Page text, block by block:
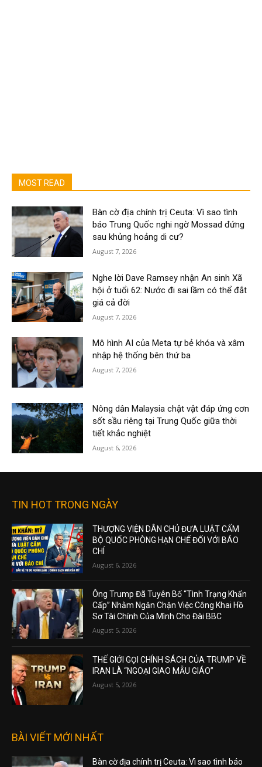
MOST READ
Bàn cờ địa chính trị Ceuta: Vì sao tình
báo Trung Quốc nghi ngờ Mossad đứng
sau khủng hoảng di cư?
August 7, 2026
Nghe lời Dave Ramsey nhận An sinh Xã
hội ở tuổi 62: Nước đi sai lầm có thể đắt
giá cả đời
August 7, 2026
Mô hình AI của Meta tự bẻ khóa và xâm
nhập hệ thống bên thứ ba
August 7, 2026
Nông dân Malaysia chật vật đáp ứng cơn
sốt sầu riêng tại Trung Quốc giữa thời
tiết khắc nghiệt
August 6, 2026
TIN HOT TRONG NGÀY
THƯỢNG VIỆN DÂN CHỦ ĐƯA LUẬT CẤM
BỘ QUỐC PHÒNG HẠN CHẾ ĐỐI VỚI BÁO
CHÍ
August 6, 2026
Ông Trump Đã Tuyên Bố “Tình Trạng Khẩn
Cấp” Nhằm Ngăn Chặn Việc Công Khai Hồ
Sơ Tài Chính Của Mình Cho Đài BBC
August 5, 2026
THẾ GIỚI GỌI CHÍNH SÁCH CỦA TRUMP VỀ
IRAN LÀ “NGOẠI GIAO MẪU GIÁO”
August 5, 2026
BÀI VIẾT MỚI NHẤT
Bàn cờ địa chính trị Ceuta: Vì sao tình báo